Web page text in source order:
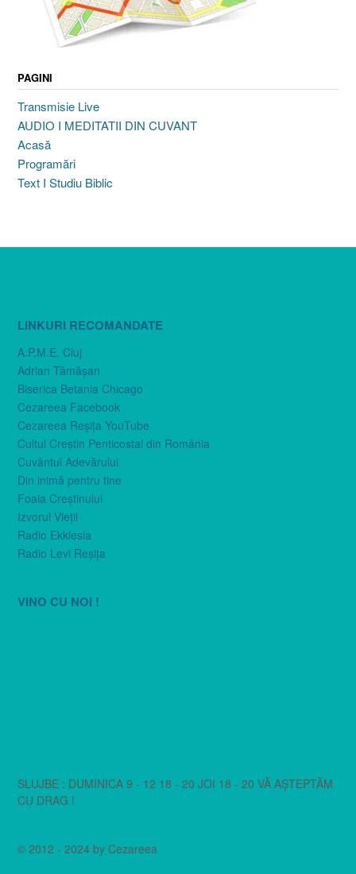
PAGINI
Transmisie Live
AUDIO I MEDITATII DIN CUVANT
Acasă
Programări
Text I Studiu Biblic
LINKURI RECOMANDATE
A.P.M.E. Cluj
Adrian Tămăşan
Biserica Betania Chicago
Cezareea Facebook
Cezareea Reşiţa YouTube
Cultul Creştin Penticostal din România
Cuvântul Adevărului
Din inimă pentru tine
Foaia Creştinului
Izvorul Vieţii
Radio Ekklesia
Radio Levi Reşiţa
VINO CU NOI !
SLUJBE : DUMINICA 9 - 12 18 - 20 JOI 18 - 20 VĂ AȘTEPTĂM
CU DRAG !
© 2012 - 2024 by Cezareea